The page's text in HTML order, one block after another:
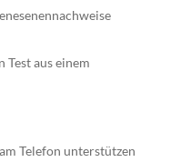
Test aus einem
Telefon unterstützen